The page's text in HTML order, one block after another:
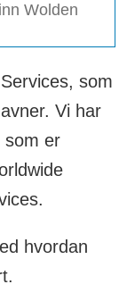
Wolden
som
Vi har
er
hvordan